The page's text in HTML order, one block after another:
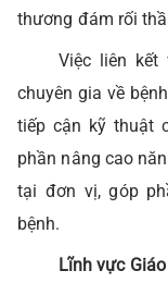
thương đám rối
Việc liên kết
chuyên gia về
tiếp cận kỹ thuật
phần nâng cao
tại đơn vị, góp
bệnh.
Lĩnh vực